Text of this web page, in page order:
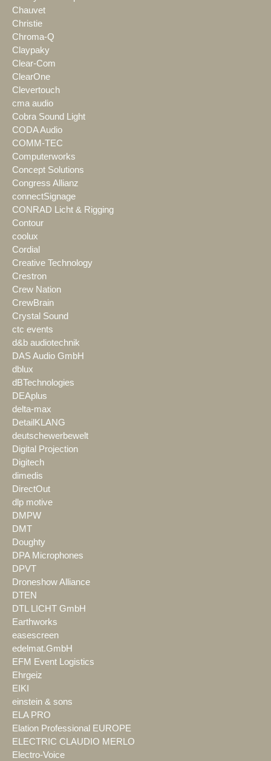
Chauvet
Christie
Chroma-Q
Claypaky
Clear-Com
ClearOne
Clevertouch
cma audio
Cobra Sound Light
CODA Audio
COMM-TEC
Computerworks
Concept Solutions
Congress Allianz
connectSignage
CONRAD Licht & Rigging
Contour
coolux
Cordial
Creative Technology
Crestron
Crew Nation
CrewBrain
Crystal Sound
ctc events
d&b audiotechnik
DAS Audio GmbH
dblux
dBTechnologies
DEAplus
delta-max
DetailKLANG
deutschewerbewelt
Digital Projection
Digitech
dimedis
DirectOut
dlp motive
DMPW
DMT
Doughty
DPA Microphones
DPVT
Droneshow Alliance
DTEN
DTL LICHT GmbH
Earthworks
easescreen
edelmat.GmbH
EFM Event Logistics
Ehrgeiz
EIKI
einstein & sons
ELA PRO
Elation Professional EUROPE
ELECTRIC CLAUDIO MERLO
Electro-Voice